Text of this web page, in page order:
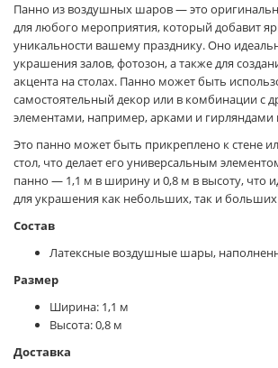
Панно из воздушных шаров — это
для любого мероприятия, который добавит
уникальности вашему празднику. Оно
украшения залов, фотозон, а также для
акцента на столах. Панно может быть
самостоятельный декор или в комбинации с
элементами, например, арками и гирляндами
Это панно может быть прикреплено к стене
стол, что делает его универсальным
панно — 1,1 м в ширину и 0,8 м в высоту, что
для украшения как небольших, так и больших
Состав
Латексные воздушные шары,
Размер
Ширина: 1,1 м
Высота: 0,8 м
Доставка